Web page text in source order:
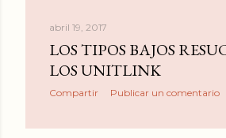
abril 19, 2017
LOS TIPOS BAJOS
LOS UNITLINK
Compartir Publicar un comentario